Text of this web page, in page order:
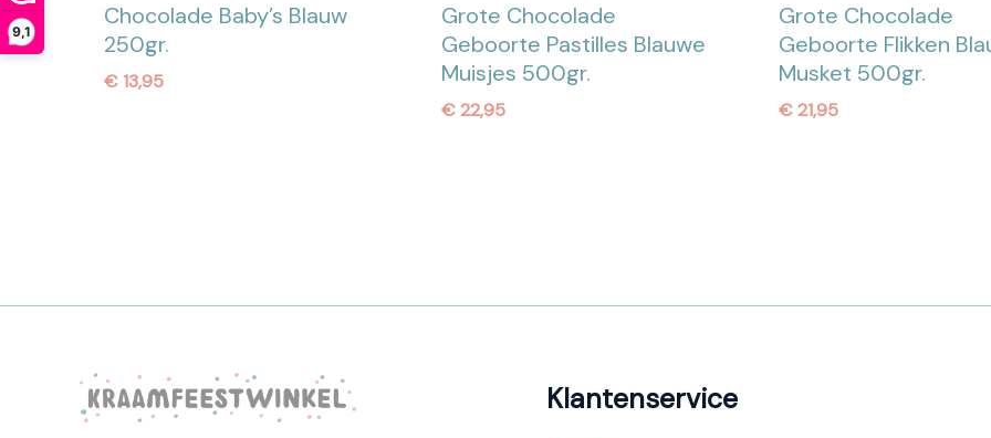
9,1
Chocolade Baby’s Blauw
250gr.
€13,95
Grote Chocolade
Geboorte Pastilles Blauwe
Muisjes 500gr.
€22,95
Grote Chocolade
Geboorte Flikken
Musket 500gr.
€21,95
Klantenservice